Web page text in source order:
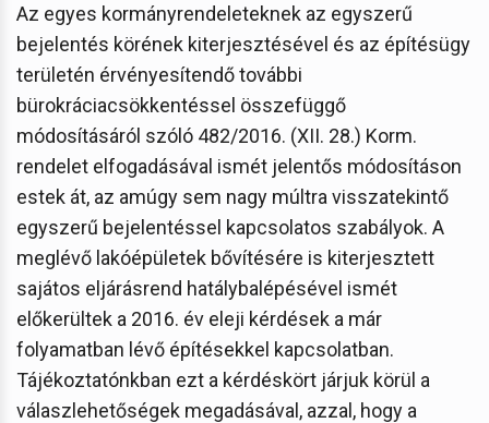
Az egyes kormányrendeleteknek az egyszerű
bejelentés körének kiterjesztésével és az építésügy
területén érvényesítendő további
bürokráciacsökkentéssel összefüggő
módosításáról szóló 482/2016. (XII. 28.) Korm.
rendelet elfogadásával ismét jelentős módosításon
estek át, az amúgy sem nagy múltra visszatekintő
egyszerű bejelentéssel kapcsolatos szabályok. A
meglévő lakóépületek bővítésére is kiterjesztett
sajátos eljárásrend hatálybalépésével ismét
előkerültek a 2016. év eleji kérdések a már
folyamatban lévő építésekkel kapcsolatban.
Tájékoztatónkban ezt a kérdéskört járjuk körül a
válaszlehetőségek megadásával, azzal, hogy a